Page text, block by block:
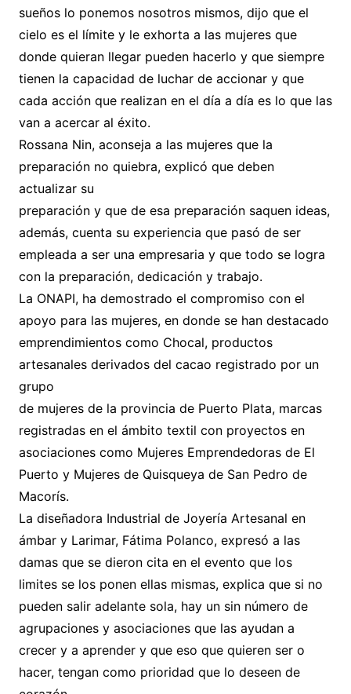
sueños lo ponemos nosotros mismos, dijo que el
cielo es el límite y le exhorta a las mujeres que
donde quieran llegar pueden hacerlo y que siempre
tienen la capacidad de luchar de accionar y que
cada acción que realizan en el día a día es lo que las
van a acercar al éxito.
Rossana Nin, aconseja a las mujeres que la
preparación no quiebra, explicó que deben
actualizar su
preparación y que de esa preparación saquen ideas,
además, cuenta su experiencia que pasó de ser
empleada a ser una empresaria y que todo se logra
con la preparación, dedicación y trabajo.
La ONAPI, ha demostrado el compromiso con el
apoyo para las mujeres, en donde se han destacado
emprendimientos como Chocal, productos
artesanales derivados del cacao registrado por un
grupo
de mujeres de la provincia de Puerto Plata, marcas
registradas en el ámbito textil con proyectos en
asociaciones como Mujeres Emprendedoras de El
Puerto y Mujeres de Quisqueya de San Pedro de
Macorís.
La diseñadora Industrial de Joyería Artesanal en
ámbar y Larimar, Fátima Polanco, expresó a las
damas que se dieron cita en el evento que los
limites se los ponen ellas mismas, explica que si no
pueden salir adelante sola, hay un sin número de
agrupaciones y asociaciones que las ayudan a
crecer y a aprender y que eso que quieren ser o
hacer, tengan como prioridad que lo deseen de